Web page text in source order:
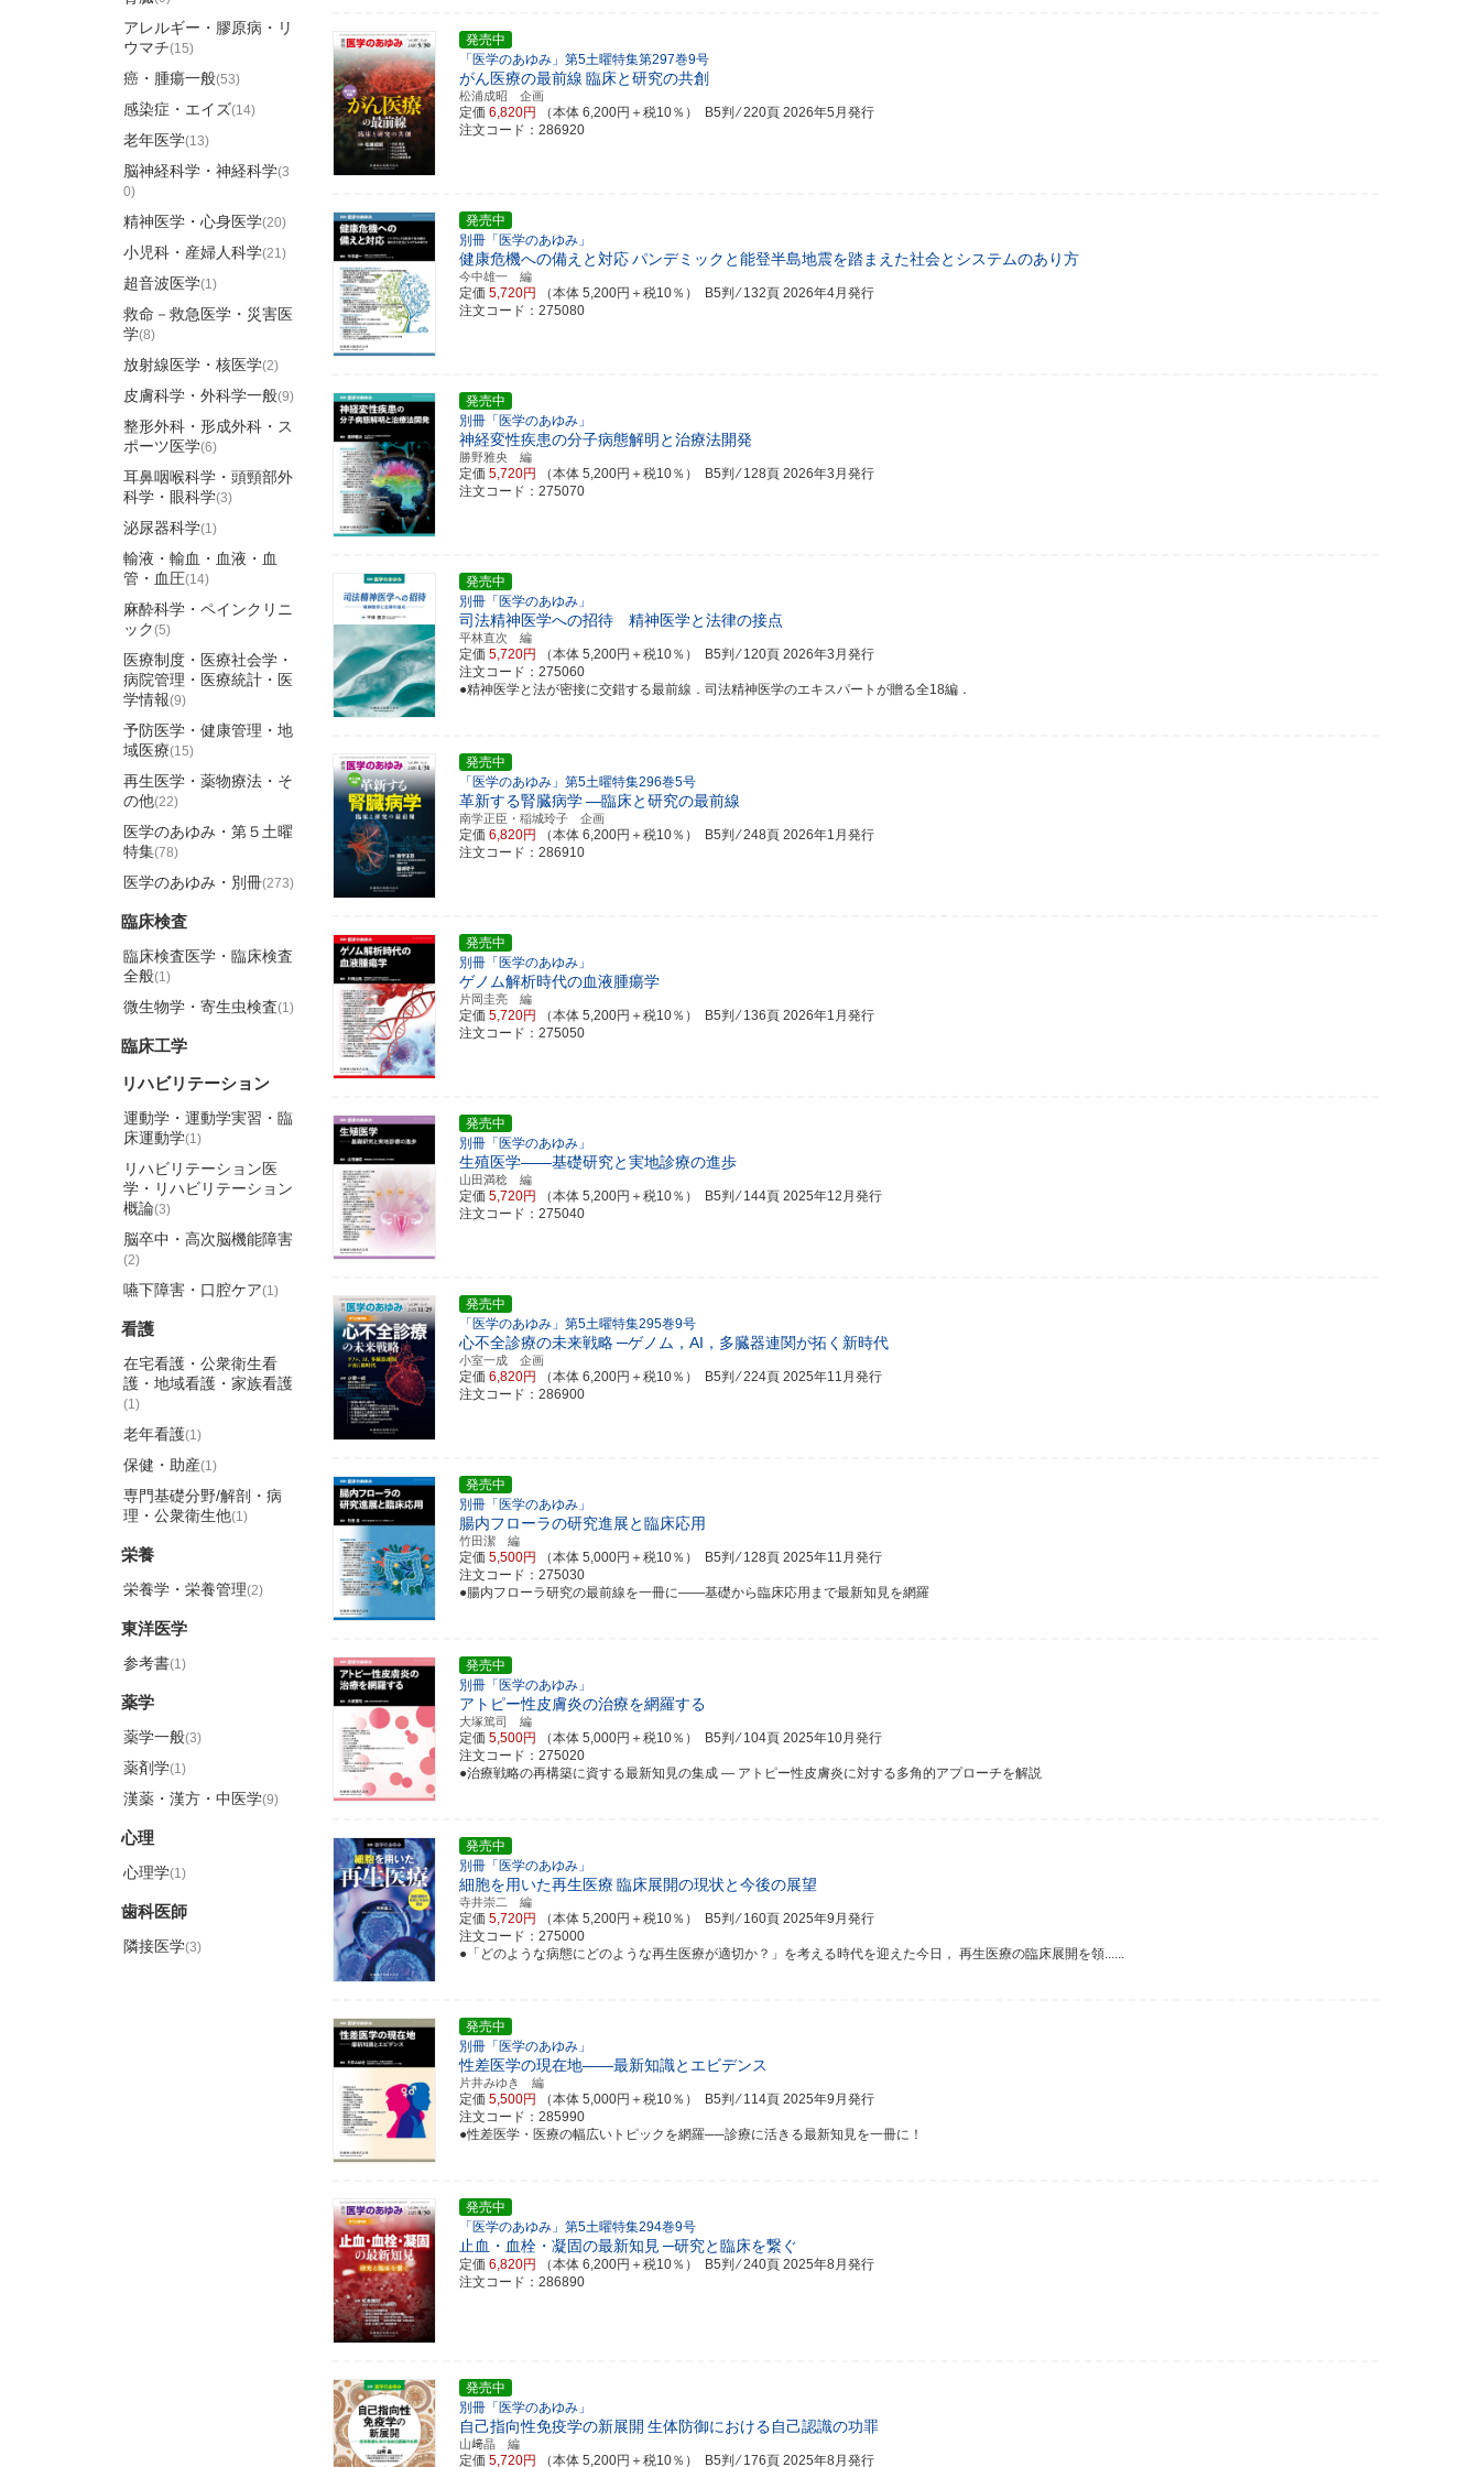
発売中
「医学のあゆみ」第5土曜特集第297巻9号
がん医療の最前線 臨床と研究の共創
松浦成昭 企画
定価 6,820円 （本体 6,200円＋税10％） B5判 ⁄ 220頁 2026年5月発行
注文コード：286920
発売中
別冊「医学のあゆみ」
健康危機への備えと対応パンデミックと能登半島地震を踏まえた社会とシステムのあり方
今中雄一 編
定価 5,720円 （本体 5,200円＋税10％） B5判 ⁄ 132頁 2026年4月発行
注文コード：275080
発売中
別冊「医学のあゆみ」
神経変性疾患の分子病態解明と治療法開発
勝野雅央 編
定価 5,720円 （本体 5,200円＋税10％） B5判 ⁄ 128頁 2026年3月発行
注文コード：275070
発売中
別冊「医学のあゆみ」
司法精神医学への招待 精神医学と法律の接点
平林直次 編
定価 5,720円 （本体 5,200円＋税10％） B5判 ⁄ 120頁 2026年3月発行
注文コード：275060
●精神医学と法が密接に交錯する最前線．司法精神医学のエキスパートが贈る全18編．
発売中
「医学のあゆみ」第5土曜特集296巻5号
革新する腎臓病学―臨床と研究の最前線
南学正臣・稲城玲子 企画
定価 6,820円 （本体 6,200円＋税10％） B5判 ⁄ 248頁 2026年1月発行
注文コード：286910
発売中
別冊「医学のあゆみ」
ゲノム解析時代の血液腫瘍学
片岡圭亮 編
定価 5,720円 （本体 5,200円＋税10％） B5判 ⁄ 136頁 2026年1月発行
注文コード：275050
発売中
別冊「医学のあゆみ」
生殖医学――基礎研究と実地診療の進歩
山田満稔 編
定価 5,720円 （本体 5,200円＋税10％） B5判 ⁄ 144頁 2025年12月発行
注文コード：275040
発売中
「医学のあゆみ」第5土曜特集295巻9号
心不全診療の未来戦略─ゲノム，AI，多臓器連関が拓く新時代
小室一成 企画
定価 6,820円 （本体 6,200円＋税10％） B5判 ⁄ 224頁 2025年11月発行
注文コード：286900
発売中
別冊「医学のあゆみ」
腸内フローラの研究進展と臨床応用
竹田潔 編
定価 5,500円 （本体 5,000円＋税10％） B5判 ⁄ 128頁 2025年11月発行
注文コード：275030
●腸内フローラ研究の最前線を一冊に――基礎から臨床応用まで最新知見を網羅
発売中
別冊「医学のあゆみ」
アトピー性皮膚炎の治療を網羅する
大塚篤司 編
定価 5,500円 （本体 5,000円＋税10％） B5判 ⁄ 104頁 2025年10月発行
注文コード：275020
●治療戦略の再構築に資する最新知見の集成 ― アトピー性皮膚炎に対する多角的アプローチを解説
発売中
別冊「医学のあゆみ」
細胞を用いた再生医療 臨床展開の現状と今後の展望
寺井崇二 編
定価 5,720円 （本体 5,200円＋税10％） B5判 ⁄ 160頁 2025年9月発行
注文コード：275000
●「どのような病態にどのような再生医療が適切か？」を考える時代を迎えた今日， 再生医療の臨床展開を領......
発売中
別冊「医学のあゆみ」
性差医学の現在地――最新知識とエビデンス
片井みゆき 編
定価 5,500円 （本体 5,000円＋税10％） B5判 ⁄ 114頁 2025年9月発行
注文コード：285990
●性差医学・医療の幅広いトピックを網羅──診療に活きる最新知見を一冊に！
発売中
「医学のあゆみ」第5土曜特集294巻9号
止血・血栓・凝固の最新知見─研究と臨床を繋ぐ
定価 6,820円 （本体 6,200円＋税10％） B5判 ⁄ 240頁 2025年8月発行
注文コード：286890
発売中
別冊「医学のあゆみ」
自己指向性免疫学の新展開 生体防御における自己認識の功罪
山﨑晶 編
定価 5,720円 （本体 5,200円＋税10％） B5判 ⁄ 176頁 2025年8月発行
アレルギー・膠原病・リ
ウマチ(15)
癌・腫瘍一般(53)
感染症・エイズ(14)
老年医学(13)
脳神経科学・神経科学(3
0)
精神医学・心身医学(20)
小児科・産婦人科学(21)
超音波医学(1)
救命－救急医学・災害医
学(8)
放射線医学・核医学(2)
皮膚科学・外科学一般(9)
整形外科・形成外科・ス
ポーツ医学(6)
耳鼻咽喉科学・頭頸部外
科学・眼科学(3)
泌尿器科学(1)
輸液・輸血・血液・血
管・血圧(14)
麻酔科学・ペインクリニ
ック(5)
医療制度・医療社会学・
病院管理・医療統計・医
学情報(9)
予防医学・健康管理・地
域医療(15)
再生医学・薬物療法・そ
の他(22)
医学のあゆみ・第５土曜
特集(78)
医学のあゆみ・別冊(273)
臨床検査
臨床検査医学・臨床検査
全般(1)
微生物学・寄生虫検査(1)
臨床工学
リハビリテーション
運動学・運動学実習・臨
床運動学(1)
リハビリテーション医
学・リハビリテーション
概論(3)
脳卒中・高次脳機能障害
(2)
嚥下障害・口腔ケア(1)
看護
在宅看護・公衆衛生看
護・地域看護・家族看護
(1)
老年看護(1)
保健・助産(1)
専門基礎分野/解剖・病
理・公衆衛生他(1)
栄養
栄養学・栄養管理(2)
東洋医学
参考書(1)
薬学
薬学一般(3)
薬剤学(1)
漢薬・漢方・中医学(9)
心理
心理学(1)
歯科医師
隣接医学(3)